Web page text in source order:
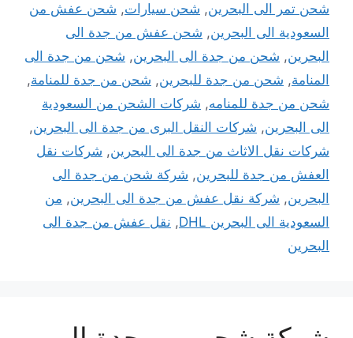
شحن تمر الى البحرين, شحن سيارات, شحن عفش من
السعودية الى البحرين, شحن عفش من جدة الى
البحرين, شحن من جدة الى البحرين, شحن من جدة الى
المنامة, شحن من جدة للبحرين, شحن من جدة للمنامة,
شحن من جدة للمنامه, شركات الشحن من السعودية
الى البحرين, شركات النقل البرى من جدة الى البحرين,
شركات نقل الاثاث من جدة الى البحرين, شركات نقل
العفش من جدة للبحرين, شركة شحن من جدة الى
البحرين, شركة نقل عفش من جدة الى البحرين, من
السعودية الى البحرين DHL
, نقل عفش من جدة الى
البحرين